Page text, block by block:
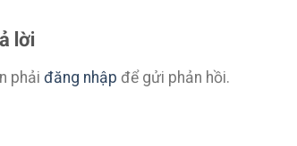
lời
phải đăng nhập để gửi phản hồi.